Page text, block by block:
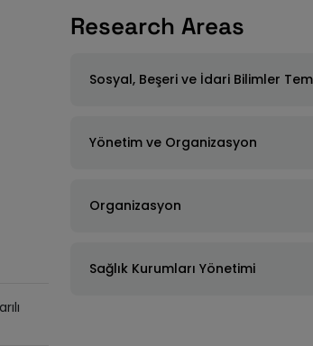
Research Areas
Sosyal, Beşeri ve İdari Bilimler
Yönetim ve Organizasyon
Organizasyon
Sağlık Kurumları Yönetimi